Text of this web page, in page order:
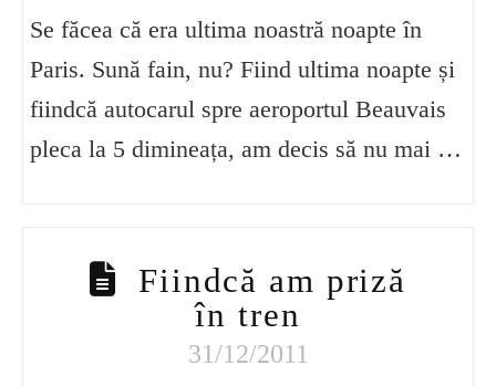
Se făcea că era ultima noastră noapte în
Paris. Sună fain, nu? Fiind ultima noapte și
fiindcă autocarul spre aeroportul Beauvais
pleca la 5 dimineața, am decis să nu mai …
Fiindcă am priză
în tren
31/12/2011